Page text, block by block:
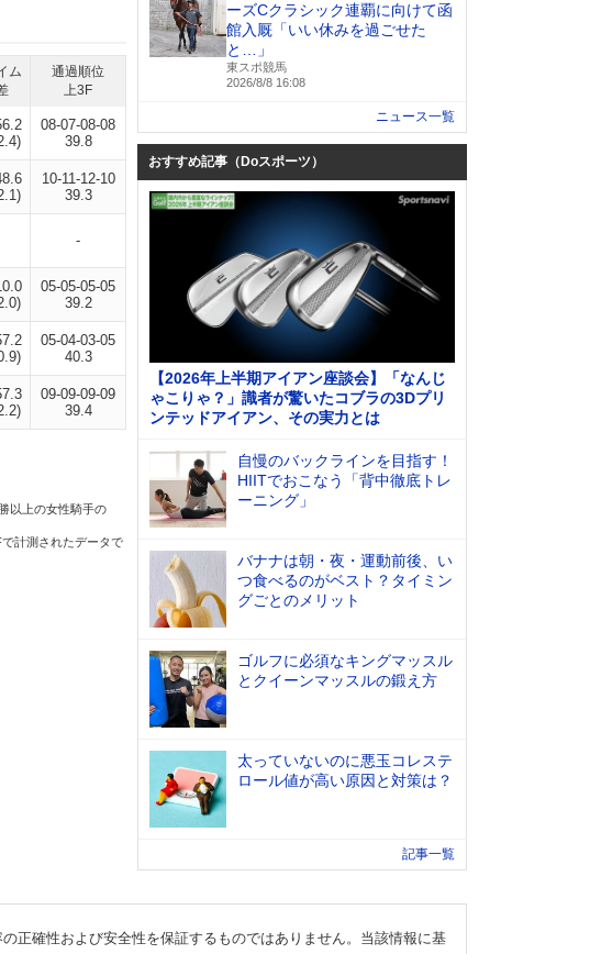
ム
通過順位
上3F
08-07-08-08
39.8
10-11-12-10
39.3
-
05-05-05-05
39.2
05-04-03-05
40.3
09-09-09-09
39.4
以上の女性騎手の
計測されたデータで
ーズCクラシック連覇に向けて函
館入厩「いい休みを過ごせた
と…」
東スポ競馬
2026/8/8 16:08
ニュース一覧
おすすめ記事（Doスポーツ）
【2026年上半期アイアン座談会】「なんじ
ゃこりゃ？」識者が驚いたコブラの3Dプリ
ンテッドアイアン、その実力とは
自慢のバックラインを目指す！
HIITでおこなう「背中徹底トレ
ーニング」
バナナは朝・夜・運動前後、い
つ食べるのがベスト？タイミン
グごとのメリット
ゴルフに必須なキングマッスル
とクイーンマッスルの鍛え方
太っていないのに悪玉コレステ
ロール値が高い原因と対策は？
記事一覧
正確性および安全性を保証するものではありません。当該情報に基